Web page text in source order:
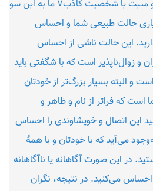
در ذهن به تصویر می‌کشد و منیت یا شخصیت کاذب۷ ما به این سو
حالت طبیعی شما و احساس
این حالت ناشی از احساس
و زوال‌ناپذیر است که با شگفتی باید
البته بسیار بزرگ‌تر از خودتان
که فراتر از نام و ظاهر و
این اتصال و خویشاوندی را احساس
می‌آید که با خودتان و با همهٔ
در این صورت آگاهانه یا ناآگاهانه
می‌کنید. در نتیجه، نگران